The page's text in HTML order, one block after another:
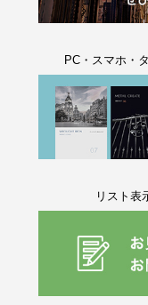
PC・スマホ・
リスト表